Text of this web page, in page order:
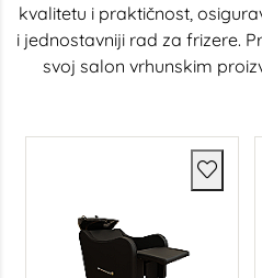
kvalitetu i praktičnost,
i jednostavniji rad za frizere.
svoj salon vrhunskim